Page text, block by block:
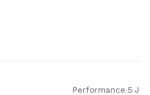
Performance 5 J